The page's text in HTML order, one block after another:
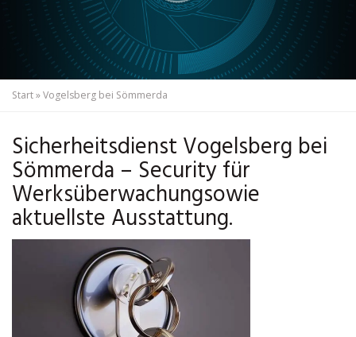
Start»Vogelsberg bei Sömmerda
Sicherheitsdienst Vogelsberg bei
Sömmerda – Security für
Werksüberwachungsowie
aktuellste Ausstattung.